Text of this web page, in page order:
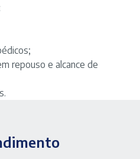
repouso e alcance de